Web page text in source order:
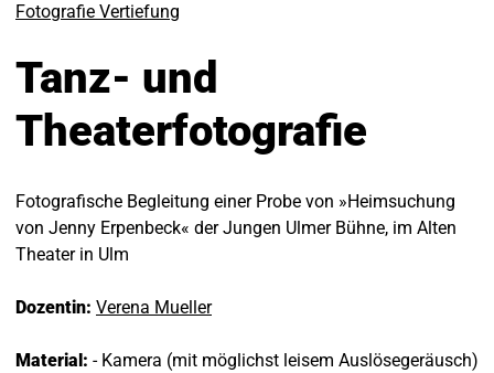
Fotografie Vertiefung
Tanz- und
Theaterfotografie
Fotografische Begleitung einer Probe von »Heimsuchung
von Jenny Erpenbeck« der Jungen Ulmer Bühne, im Alten
Theater in Ulm
Dozentin: Verena Mueller
Material: - Kamera (mit möglichst leisem Auslösegeräusch)